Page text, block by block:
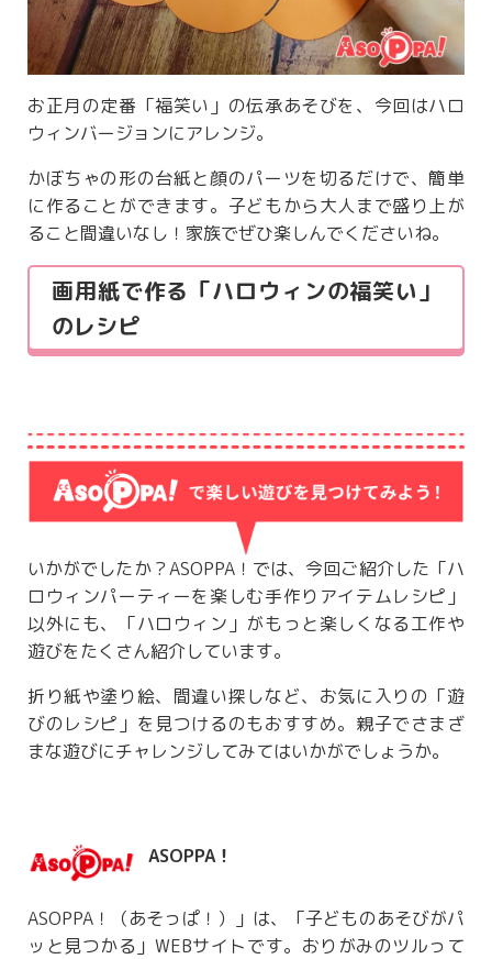
お正月の定番「福笑い」の伝承あそびを、今回はハロ
ウィンバージョンにアレンジ。
かぼちゃの形の台紙と顔のパーツを切るだけで、簡単
に作ることができます。子どもから大人まで盛り上が
ること間違いなし！家族でぜひ楽しんでくださいね。
画用紙で作る「ハロウィンの福笑い」
のレシピ
いかがでしたか？ASOPPA！では、今回ご紹介した「ハ
ロウィンパーティーを楽しむ手作りアイテムレシピ」
以外にも、「ハロウィン」がもっと楽しくなる工作や
遊びをたくさん紹介しています。
折り紙や塗り絵、間違い探しなど、お気に入りの「遊
びのレシピ」を見つけるのもおすすめ。親子でさまざ
まな遊びにチャレンジしてみてはいかがでしょうか。
ASOPPA！
ASOPPA！（あそっぱ！）」は、「子どものあそびがパ
ッと見つかる」WEBサイトです。おりがみのツルって